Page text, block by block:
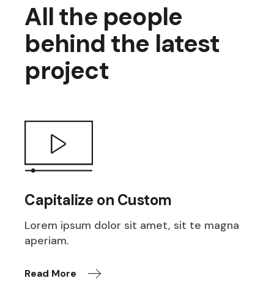
All the people
behind the latest
project
Capitalize on Custom
Lorem ipsum dolor sit amet, sit te magna
aperiam.
Read More